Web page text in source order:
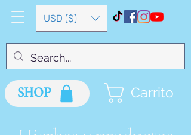
USD ($)
SHOP Carrito